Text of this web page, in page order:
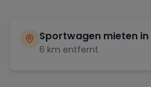
Sportwagen mieten in
6 km entfernt